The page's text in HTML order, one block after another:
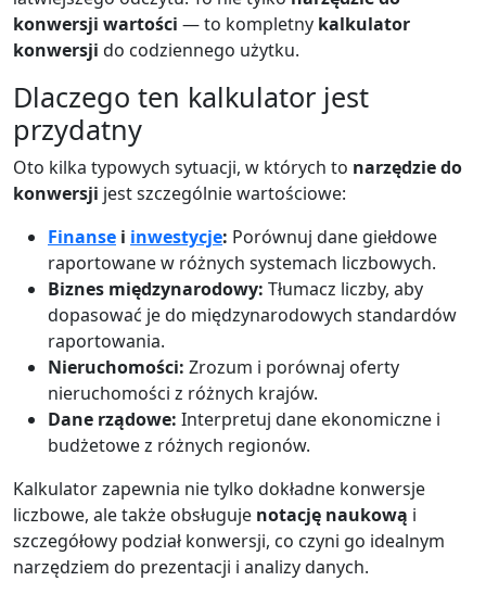
konwersji wartości — to kompletny kalkulator
konwersji do codziennego użytku.
Dlaczego ten kalkulator jest
przydatny
Oto kilka typowych sytuacji, w których to narzędzie do
konwersji jest szczególnie wartościowe:
Finanse i inwestycje: Porównuj dane giełdowe
raportowane w różnych systemach liczbowych.
Biznes międzynarodowy: Tłumacz liczby, aby
dopasować je do międzynarodowych standardów
raportowania.
Nieruchomości: Zrozum i porównaj oferty
nieruchomości z różnych krajów.
Dane rządowe: Interpretuj dane ekonomiczne i
budżetowe z różnych regionów.
Kalkulator zapewnia nie tylko dokładne konwersje
liczbowe, ale także obsługuje notację naukową i
szczegółowy podział konwersji, co czyni go idealnym
narzędziem do prezentacji i analizy danych.